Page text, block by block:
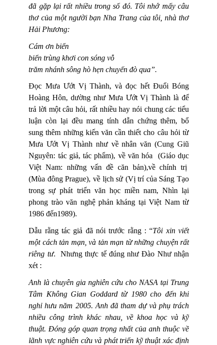
đã gặp lại rất nhiều trong số đó. Tôi nhớ mấy câu
thơ của một người bạn Nha Trang của tôi, nhà thơ
Hải Phương:
Cám ơn biển
biển trùng khơi con sóng vỗ
trăm nhánh sông hò hẹn chuyến đò qua”.
Đọc Mưa Ướt Vị Thành, và đọc hết Đuổi Bóng
Hoàng Hôn, dường như Mưa Ướt Vị Thành là để
trả lời một câu hỏi, rất nhiều hay nói chung các tiểu
luận còn lại đều mang tính dẫn chứng thêm, bổ
sung thêm những kiến văn cần thiết cho câu hỏi từ
Mưa Ướt Vị Thành như về nhân văn (Cung Giũ
Nguyên: tác giả, tác phẩm), về văn hóa
(Giáo dục
Việt Nam: những vấn đề căn bản),về chính trị
(Mùa đông Prague), về lịch sử (Vị trí của Sáng Tạo
trong sự phát triển văn học miền nam, Nhìn lại
phong trào văn nghệ phản kháng tại Việt Nam từ
1986 đến1989).
Dẫu rằng tác giả đã nói trước rằng : “Tôi xin viết
một cách tản mạn, và tản mạn từ những chuyện rất
riêng tư.
Nhưng thực tế đúng như Đào Như nhận
xét :
Anh là chuyên gia nghiên cứu cho NASA tại Trung
Tâm Không Gian Goddard từ 1980 cho đến khi
nghỉ hưu năm 2005. Anh đã tham dự và phụ trách
nhiều công trình khác nhau, về khoa học và kỹ
thuật. Đóng góp quan trọng nhất của anh thuộc về
lãnh vực nghiên cứu và phát triển kỹ thuật xác định